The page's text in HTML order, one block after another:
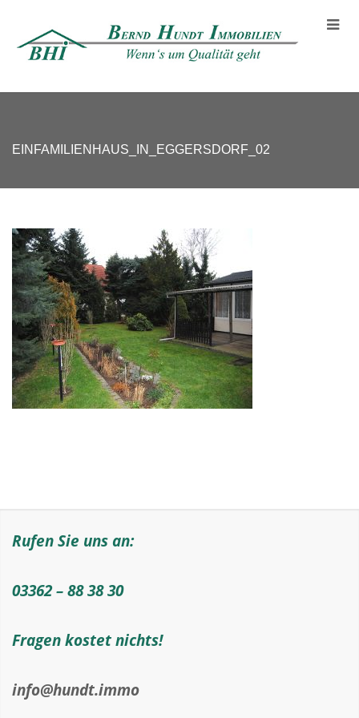
EINFAMILIENHAUS_IN_EGGERSDORF_02
Rufen Sie uns an:
03362 – 88 38 30
Fragen kostet nichts!
info@hundt.immo